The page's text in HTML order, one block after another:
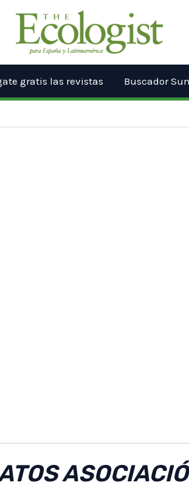
gratis las revistas Buscador